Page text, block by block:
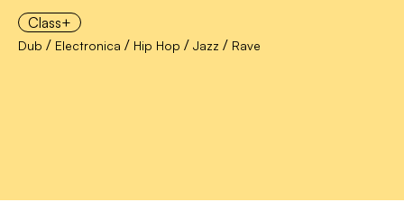
Class+
Dub / Electronica / Hip Hop / Jazz / Rave